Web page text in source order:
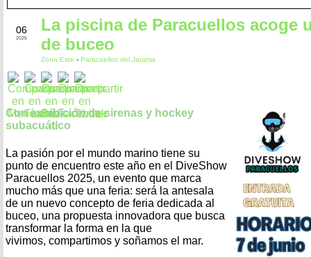
06
2025
La piscina de Paracuellos acoge
de buceo
Zona Este - Paracuellos del Jarama
Con exhibición de sirenas y hockey
subacuático
La pasión por el mundo marino tiene su
punto de encuentro este año en el DiveShow
Paracuellos 2025, un evento que marca
mucho más que una feria: será la antesala
de un nuevo concepto de feria dedicada al
buceo, una propuesta innovadora que busca
transformar la forma en la que
vivimos, compartimos y soñamos el mar.